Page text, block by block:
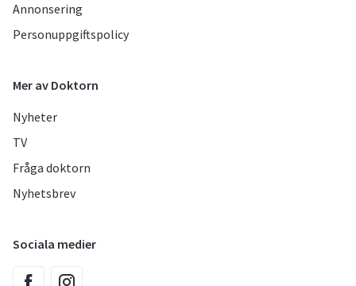
Annonsering
Personuppgiftspolicy
Mer av Doktorn
Nyheter
TV
Fråga doktorn
Nyhetsbrev
Sociala medier